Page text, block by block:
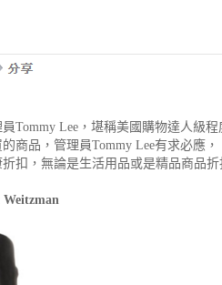
Tommy Lee，堪稱美國購物達人級程
商品， 管理員Tommy Lee有求必應，
扣，無論是生活用品或是精品商品